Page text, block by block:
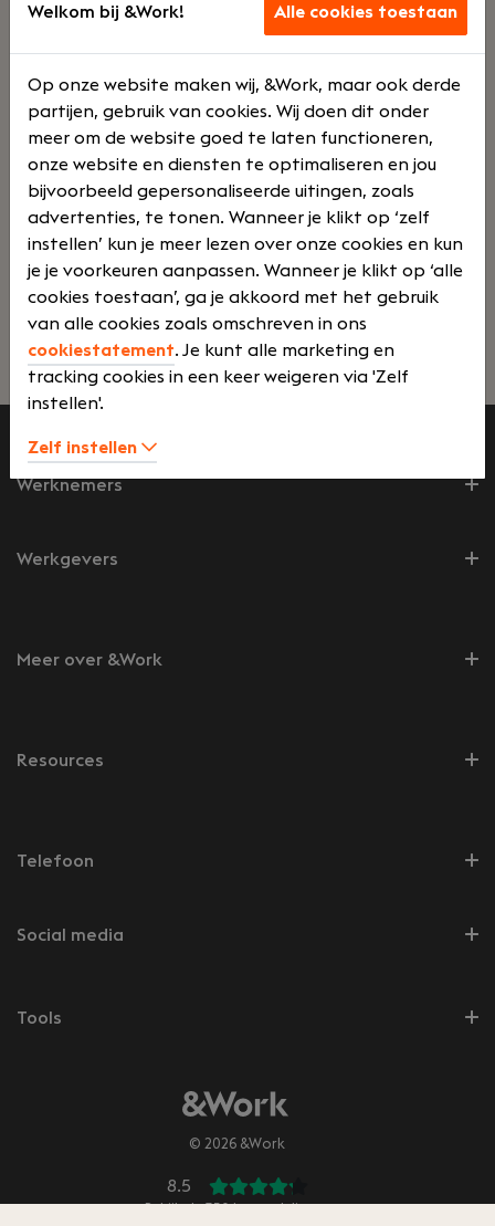
n en
Jouw rol:Ben jij toe aan een volgende stap
binnen de accountancy? Wil je jouw ervaring
inzetten om ondernemers te ondersteunen en
jezelf binnen een dynamische omgeving verder
ontwikkelen? Dan is deze functie als Assistent
Accountant bij PYXIS iets voor jou.
Lees verder>
Werknemers
Werkgevers
Meer over &Work
Resources
Telefoon
Social media
Tools
© 2026 &Work
8.5
Welkom bij &Work! Alle cookies toestaan
Op onze website maken wij, &Work, maar ook derde
partijen, gebruik van cookies. Wij doen dit onder
meer om de website goed te laten functioneren,
onze website en diensten te optimaliseren en jou
bijvoorbeeld gepersonaliseerde uitingen, zoals
advertenties, te tonen. Wanneer je klikt op ‘zelf
instellen’ kun je meer lezen over onze cookies en kun
je je voorkeuren aanpassen. Wanneer je klikt op ‘alle
cookies toestaan’, ga je akkoord met het gebruik
van alle cookies zoals omschreven in ons
cookiestatement. Je kunt alle marketing en
tracking cookies in een keer weigeren via 'Zelf
instellen'.
Zelf instellen